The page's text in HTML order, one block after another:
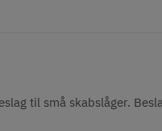
til små skabslåger.